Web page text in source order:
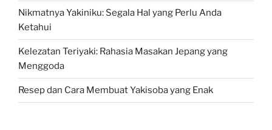
Nikmatnya Yakiniku: Segala Hal yang Perlu Anda
Ketahui
Kelezatan Teriyaki: Rahasia Masakan Jepang yang
Menggoda
Resep dan Cara Membuat Yakisoba yang Enak